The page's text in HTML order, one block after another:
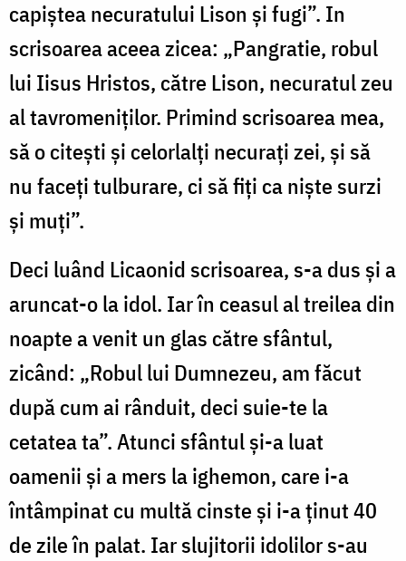
capiștea necuratului Lison și fugi”. In
scrisoarea aceea zicea: „Pangratie, robul
lui Iisus Hristos, către Lison, necuratul zeu
al tavromeniților. Primind scrisoarea mea,
să o citești și celorlalți necurați zei, și să
nu faceți tulburare, ci să fiți ca niște surzi
și muți”.
Deci luând Licaonid scrisoarea, s-a dus și a
aruncat-o la idol. Iar în ceasul al treilea din
noapte a venit un glas către sfântul,
zicând: „Robul lui Dumnezeu, am făcut
după cum ai rânduit, deci suie-te la
cetatea ta”. Atunci sfântul și-a luat
oamenii și a mers la ighemon, care i-a
întâmpinat cu multă cinste și i-a ținut 40
de zile în palat. Iar slujitorii idolilor s-au